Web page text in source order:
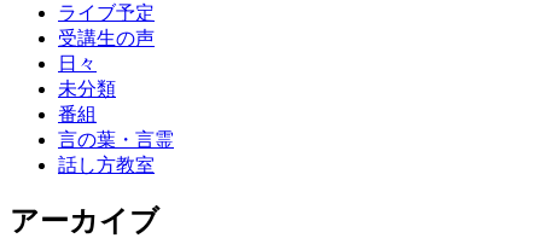
ライブ予定
受講生の声
日々
未分類
番組
言の葉・言霊
話し方教室
アーカイブ